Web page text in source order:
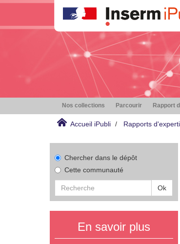
Nos collections Parcourir Rapport
Accueil iPubli Rapports
Chercher dans le dépôt
Cette communauté
Ok
En savoir plus